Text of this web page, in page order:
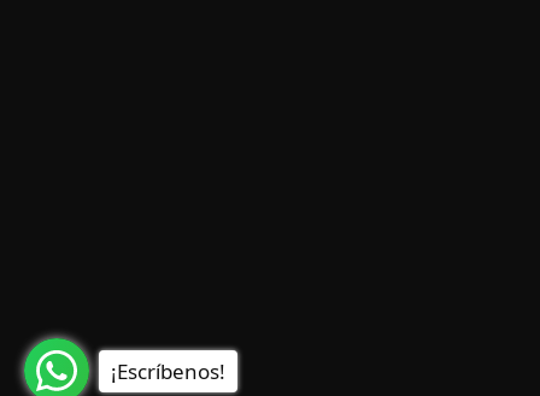
¡Escríbenos!